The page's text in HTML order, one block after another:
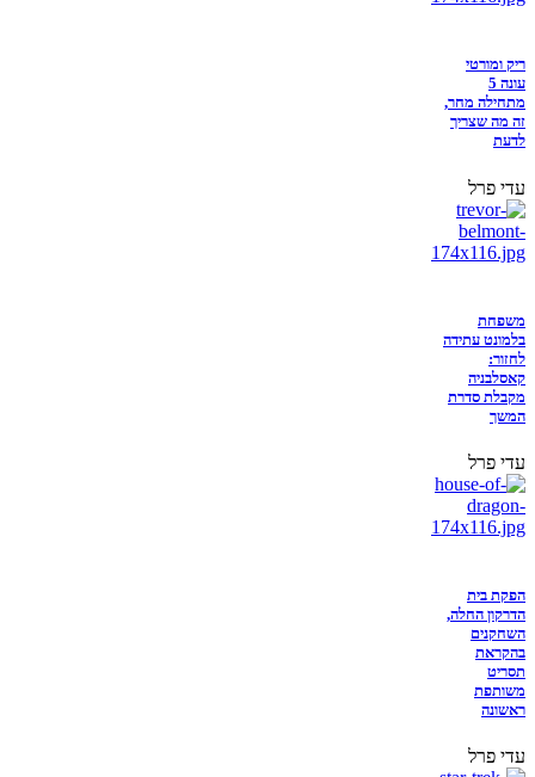
ריק ומורטי
עונה 5
מתחילה מחר,
זה מה שצריך
לדעת
עדי פרל
משפחת
בלמונט עתידה
לחזור:
קאסלבניה
מקבלת סדרת
המשך
עדי פרל
הפקת בית
הדרקון החלה,
השחקנים
בהקראת
תסריט
משותפת
ראשונה
עדי פרל